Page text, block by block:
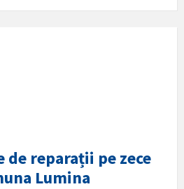
reparații pe zece
Lumina